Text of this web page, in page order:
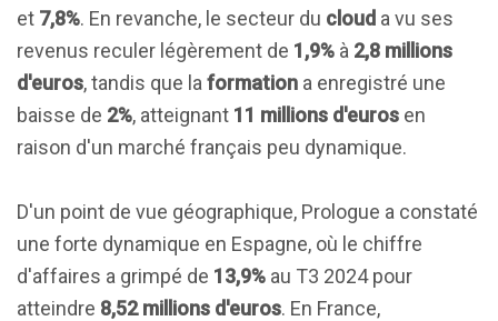
et 7,8%. En revanche, le secteur du cloud a vu ses
revenus reculer légèrement de 1,9% à 2,8 millions
d'euros, tandis que la formation a enregistré une
baisse de 2%, atteignant 11 millions d'euros en
raison d'un marché français peu dynamique.
D'un point de vue géographique, Prologue a constaté
une forte dynamique en Espagne, où le chiffre
d'affaires a grimpé de 13,9% au T3 2024 pour
atteindre 8,52 millions d'euros. En France,